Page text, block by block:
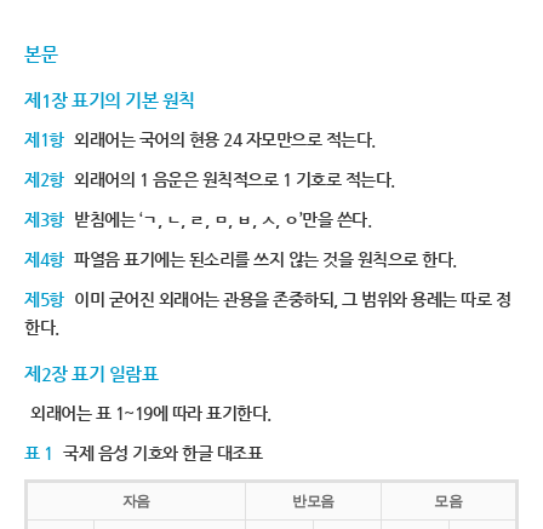
본문
제1장 표기의 기본 원칙
제1항 외래어는 국어의 현용 24 자모만으로 적는다.
제2항 외래어의 1 음운은 원칙적으로 1 기호로 적는다.
제3항 받침에는 ‘ㄱ, ㄴ, ㄹ, ㅁ, ㅂ, ㅅ, ㅇ’만을 쓴다.
제4항 파열음 표기에는 된소리를 쓰지 않는 것을 원칙으로 한다.
제5항 이미 굳어진 외래어는 관용을 존중하되, 그 범위와 용례는 따로 정
한다.
제2장 표기 일람표
외래어는 표 1~19에 따라 표기한다.
표 1 국제 음성 기호와 한글 대조표
자음 반모음 모음